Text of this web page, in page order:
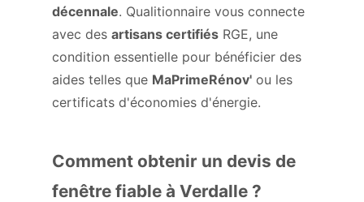
décennale. Qualitionnaire vous connecte
avec des artisans certifiés RGE, une
condition essentielle pour bénéficier des
aides telles que MaPrimeRénov' ou les
certificats d'économies d'énergie.
Comment obtenir un devis de
fenêtre fiable à Verdalle ?